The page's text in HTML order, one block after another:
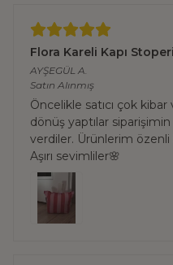
Flora Kareli Kapı
AYŞEGÜL A.
Satın Alınmış
Öncelikle satıcı çok
dönüş yaptılar
verdiler. Ürünlerim özenli
Aşırı sevimliler🌸